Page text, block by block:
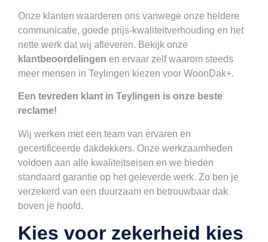
Onze klanten waarderen ons vanwege onze heldere
communicatie, goede prijs-kwaliteitverhouding en het
nette werk dat wij afleveren. Bekijk onze
klantbeoordelingen en ervaar zelf waarom steeds
meer mensen in Teylingen kiezen voor WoonDak+.
Een tevreden klant in Teylingen is onze beste
reclame!
Wij werken met een team van ervaren en
gecertificeerde dakdekkers. Onze werkzaamheden
voldoen aan alle kwaliteitseisen en we bieden
standaard garantie op het geleverde werk. Zo ben je
verzekerd van een duurzaam en betrouwbaar dak
boven je hoofd.
Kies voor zekerheid kies